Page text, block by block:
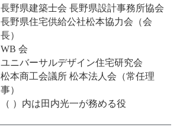
長野県建築士会 長野県設計事務所協会
長野県住宅供給公社松本協力会（会
長）
WB 会
ユニバーサルデザイン住宅研究会
松本商工会議所 松本法人会（常任理
事）
（ ）内は田内光一が務める役